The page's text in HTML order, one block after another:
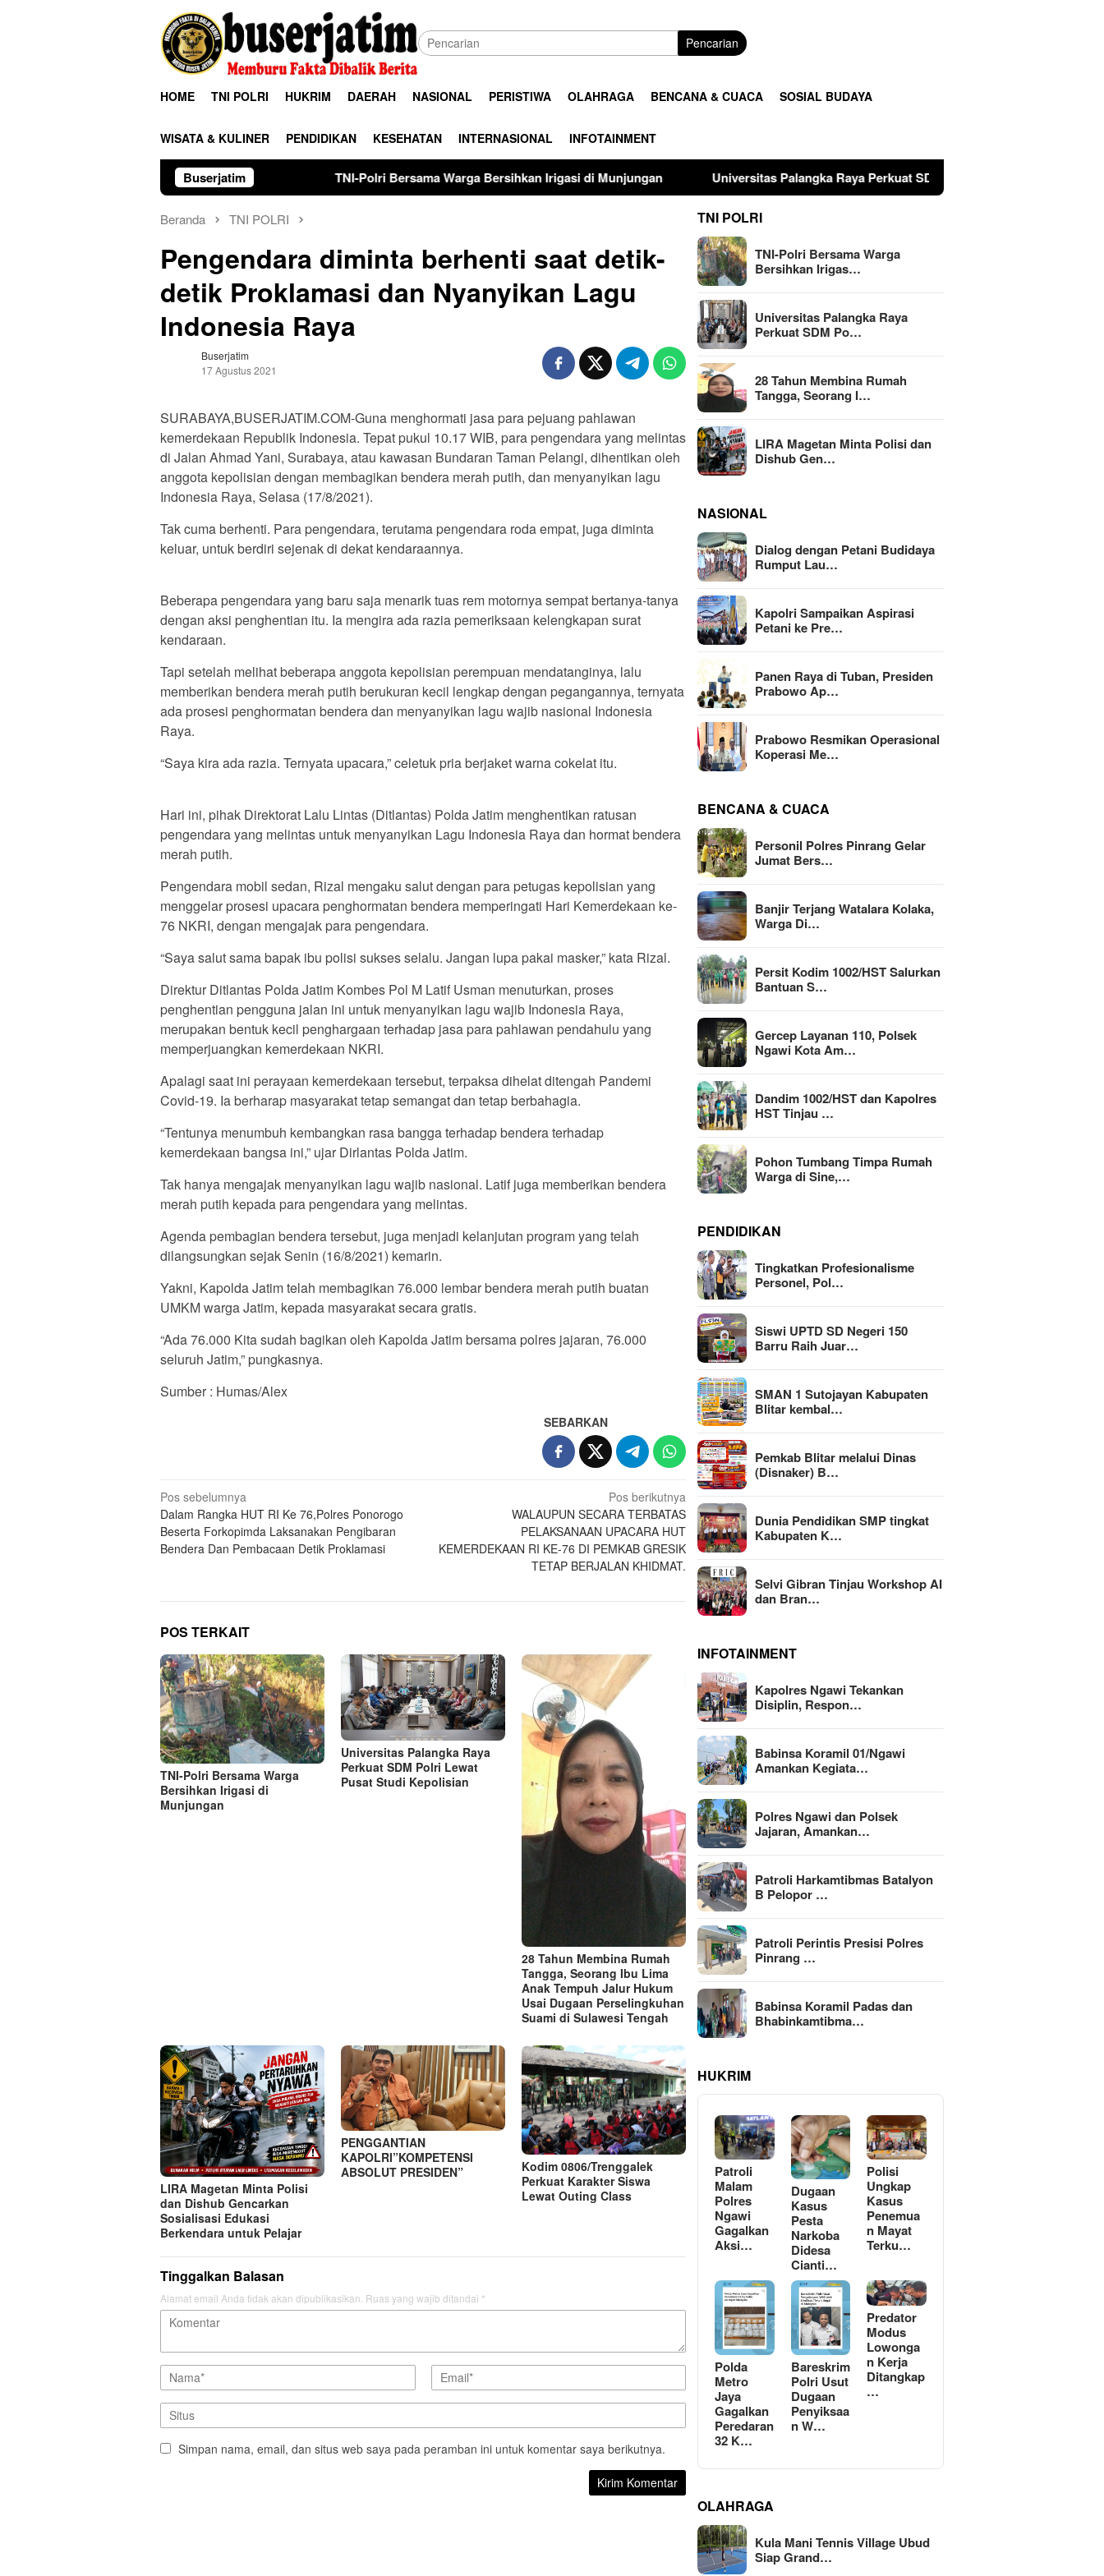
Pencarian
HOME TNI POLRI HUKRIM DAERAH NASIONAL PERISTIWA OLAHRAGA BENCANA & CUACA SOSIAL BUDAYA
WISATA & KULINER PENDIDIKAN KESEHATAN INTERNASIONAL INFOTAINMENT
BuserjatimTNI-Polri Bersama Warga Bersihkan Irigasi di Munjungan Universitas Palangka Raya Perkuat SDM Polri Lewat Pusat Studi Kepolisian
Beranda TNI POLRI
Pengendara diminta berhenti saat detik-
detik Proklamasi dan Nyanyikan Lagu
Indonesia Raya
Buserjatim
17 Agustus 2021
SURABAYA,BUSERJATIM.COM-Guna menghormati jasa para pejuang pahlawan
kemerdekaan Republik Indonesia. Tepat pukul 10.17 WIB, para pengendara yang melintas
di Jalan Ahmad Yani, Surabaya, atau kawasan Bundaran Taman Pelangi, dihentikan oleh
anggota kepolisian dengan membagikan bendera merah putih, dan menyanyikan lagu
Indonesia Raya, Selasa (17/8/2021).
Tak cuma berhenti. Para pengendara, terutama pengendara roda empat, juga diminta
keluar, untuk berdiri sejenak di dekat kendaraannya.
Beberapa pengendara yang baru saja menarik tuas rem motornya sempat bertanya-tanya
dengan aksi penghentian itu. Ia mengira ada razia pemeriksaan kelengkapan surat
kendaraan.
Tapi setelah melihat beberapa anggota kepolisian perempuan mendatanginya, lalu
memberikan bendera merah putih berukuran kecil lengkap dengan pegangannya, ternyata
ada prosesi penghormatan bendera dan menyanyikan lagu wajib nasional Indonesia
Raya.
“Saya kira ada razia. Ternyata upacara,” celetuk pria berjaket warna cokelat itu.
Hari ini, pihak Direktorat Lalu Lintas (Ditlantas) Polda Jatim menghentikan ratusan
pengendara yang melintas untuk menyanyikan Lagu Indonesia Raya dan hormat bendera
merah putih.
Pengendara mobil sedan, Rizal mengaku salut dengan para petugas kepolisian yang
menggelar prosesi upacara penghormatan bendera memperingati Hari Kemerdekaan ke-
76 NKRI, dengan mengajak para pengendara.
“Saya salut sama bapak ibu polisi sukses selalu. Jangan lupa pakai masker,” kata Rizal.
Direktur Ditlantas Polda Jatim Kombes Pol M Latif Usman menuturkan, proses
penghentian pengguna jalan ini untuk menyanyikan lagu wajib Indonesia Raya,
merupakan bentuk kecil penghargaan terhadap jasa para pahlawan pendahulu yang
memperjuangkan kemerdekaan NKRI.
Apalagi saat ini perayaan kemerdekaan tersebut, terpaksa dihelat ditengah Pandemi
Covid-19. Ia berharap masyarakat tetap semangat dan tetap berbahagia.
“Tentunya menumbuh kembangkan rasa bangga terhadap bendera terhadap
kemerdekaan bangsa ini,” ujar Dirlantas Polda Jatim.
Tak hanya mengajak menyanyikan lagu wajib nasional. Latif juga memberikan bendera
merah putih kepada para pengendara yang melintas.
Agenda pembagian bendera tersebut, juga menjadi kelanjutan program yang telah
dilangsungkan sejak Senin (16/8/2021) kemarin.
Yakni, Kapolda Jatim telah membagikan 76.000 lembar bendera merah putih buatan
UMKM warga Jatim, kepada masyarakat secara gratis.
“Ada 76.000 Kita sudah bagikan oleh Kapolda Jatim bersama polres jajaran, 76.000
seluruh Jatim,” pungkasnya.
Sumber : Humas/Alex
SEBARKAN
Navigasi
pos
Pos sebelumnya
Dalam Rangka HUT RI Ke 76,Polres Ponorogo
Beserta Forkopimda Laksanakan Pengibaran
Bendera Dan Pembacaan Detik Proklamasi
Pos berikutnya
WALAUPUN SECARA TERBATAS
PELAKSANAAN UPACARA HUT
KEMERDEKAAN RI KE-76 DI PEMKAB GRESIK
TETAP BERJALAN KHIDMAT.
POS TERKAIT
TNI-Polri Bersama Warga
Bersihkan Irigasi di
Munjungan
Universitas Palangka Raya
Perkuat SDM Polri Lewat
Pusat Studi Kepolisian
28 Tahun Membina Rumah
Tangga, Seorang Ibu Lima
Anak Tempuh Jalur Hukum
Usai Dugaan Perselingkuhan
Suami di Sulawesi Tengah
LIRA Magetan Minta Polisi
dan Dishub Gencarkan
Sosialisasi Edukasi
Berkendara untuk Pelajar
PENGGANTIAN
KAPOLRI”KOMPETENSI
ABSOLUT PRESIDEN”
Kodim 0806/Trenggalek
Perkuat Karakter Siswa
Lewat Outing Class
Tinggalkan Balasan
Alamat email Anda tidak akan dipublikasikan. Ruas yang wajib ditandai *
Simpan nama, email, dan situs web saya pada peramban ini untuk komentar saya berikutnya.
TNI POLRI
TNI-Polri Bersama Warga
Bersihkan Irigas…
Universitas Palangka Raya
Perkuat SDM Po…
28 Tahun Membina Rumah
Tangga, Seorang I…
LIRA Magetan Minta Polisi dan
Dishub Gen…
NASIONAL
Dialog dengan Petani Budidaya
Rumput Lau…
Kapolri Sampaikan Aspirasi
Petani ke Pre…
Panen Raya di Tuban, Presiden
Prabowo Ap…
Prabowo Resmikan Operasional
Koperasi Me…
BENCANA & CUACA
Personil Polres Pinrang Gelar
Jumat Bers…
Banjir Terjang Watalara Kolaka,
Warga Di…
Persit Kodim 1002/HST Salurkan
Bantuan S…
Gercep Layanan 110, Polsek
Ngawi Kota Am…
Dandim 1002/HST dan Kapolres
HST Tinjau …
Pohon Tumbang Timpa Rumah
Warga di Sine,…
PENDIDIKAN
Tingkatkan Profesionalisme
Personel, Pol…
Siswi UPTD SD Negeri 150
Barru Raih Juar…
SMAN 1 Sutojayan Kabupaten
Blitar kembal…
Pemkab Blitar melalui Dinas
(Disnaker) B…
Dunia Pendidikan SMP tingkat
Kabupaten K…
Selvi Gibran Tinjau Workshop AI
dan Bran…
INFOTAINMENT
Kapolres Ngawi Tekankan
Disiplin, Respon…
Babinsa Koramil 01/Ngawi
Amankan Kegiata…
Polres Ngawi dan Polsek
Jajaran, Amankan…
Patroli Harkamtibmas Batalyon
B Pelopor …
Patroli Perintis Presisi Polres
Pinrang …
Babinsa Koramil Padas dan
Bhabinkamtibma…
HUKRIM
Patroli
Malam
Polres
Ngawi
Gagalkan
Aksi…
Dugaan
Kasus
Pesta
Narkoba
Didesa
Cianti…
Polisi
Ungkap
Kasus
Penemua
n Mayat
Terku…
Polda
Metro
Jaya
Gagalkan
Peredaran
32 K…
Bareskrim
Polri Usut
Dugaan
Penyiksaa
n W…
Predator
Modus
Lowonga
n Kerja
Ditangkap
…
OLAHRAGA
Kula Mani Tennis Village Ubud
Siap Grand…